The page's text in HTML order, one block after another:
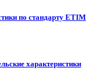
по стандарту ETIM
характеристики